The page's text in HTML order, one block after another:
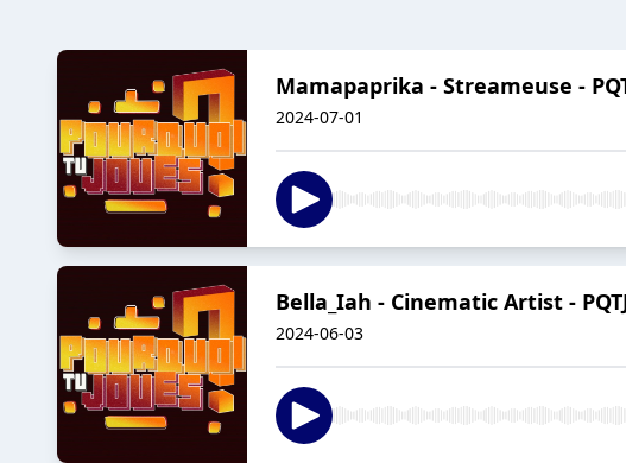
Mamapaprika - Streameuse -
2024-07-01
Bella_Iah - Cinematic Artist -
2024-06-03